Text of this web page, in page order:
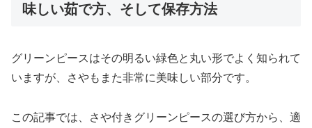
味しい茹で方、そして保存方法
グリーンピースはその明るい緑色と丸い形でよく知られて
いますが、さやもまた非常に美味しい部分です。
この記事では、さや付きグリーンピースの選び方から、適